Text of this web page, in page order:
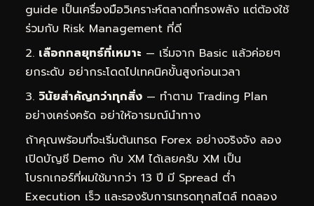
guide เป็นเครื่องมือวิเคราะห์ตลาดที่ทรงพลัง แต่ต้องใช้
ร่วมกับ Risk Management ที่ดี
เลือกกลยุทธ์ที่เหมาะ — เริ่มจาก Basic แล้วค่อยๆ
ยกระดับ อย่ากระโดดไปเทคนิคขั้นสูงก่อนเวลา
วินัยสำคัญกว่าทุกสิ่ง — ทำตาม Trading Plan
อย่างเคร่งครัด อย่าให้อารมณ์นำทาง
ถ้าคุณพร้อมที่จะเริ่มต้นเทรด Forex อย่างจริงจัง ลอง
เปิดบัญชี Demo กับ XM ได้เลยครับ XM เป็น
โบรกเกอร์ที่ผมใช้มากว่า 13 ปี มี Spread ต่ำ
Execution เร็ว และรองรับการเทรดทุกสไตล์ ทดลอง